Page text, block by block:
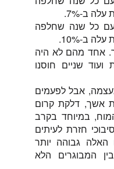
ב-7%.
עם כל שנה שחלפה
ב-10%.
אחד מהם לא היה
שניים חוסנו
אבל לפעמים
אשך, דלקת קרום
במיוחד בקרב
חזרת לעיתים
האלה גבוהה יותר
המבוגרים הלא